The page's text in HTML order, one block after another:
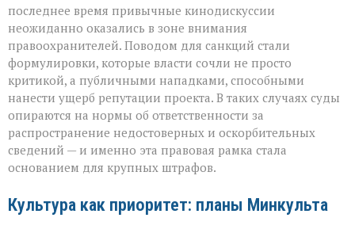
последнее время привычные кинодискуссии
неожиданно оказались в зоне внимания
правоохранителей. Поводом для санкций стали
формулировки, которые власти сочли не просто
критикой, а публичными нападками, способными
нанести ущерб репутации проекта. В таких случаях суды
опираются на нормы об ответственности за
распространение недостоверных и оскорбительных
сведений — и именно эта правовая рамка стала
основанием для крупных штрафов.
Культура как приоритет: планы Минкульта